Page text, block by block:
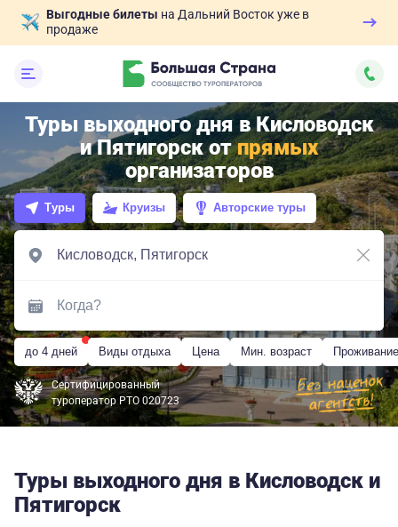
Выгодные билеты на Дальний Восток уже в
продаже
Туры выходного дня в Кисловодск
и Пятигорск отпрямых
организаторов
Туры Круизы Авторские туры
до 4 дней Виды отдыха Цена Мин. возраст Проживание
Сертифицированный
туроператор РТО 020723
Туры выходного дня в Кисловодск и
Пятигорск